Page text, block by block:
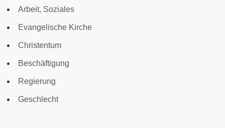
Arbeit, Soziales
Evangelische Kirche
Christentum
Beschäftigung
Regierung
Geschlecht